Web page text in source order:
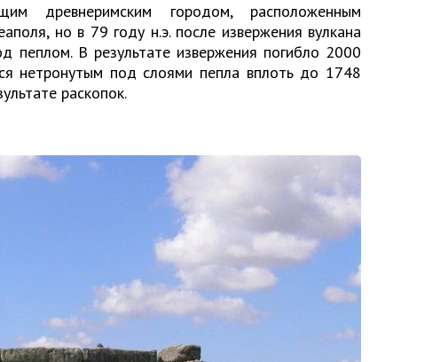
древнеримским городом, расположенным
но в 79 году н.э. после извержения вулкана
пеплом. В результате извержения погибло 2000
нетронутым под слоями пепла вплоть до 1748
раскопок.